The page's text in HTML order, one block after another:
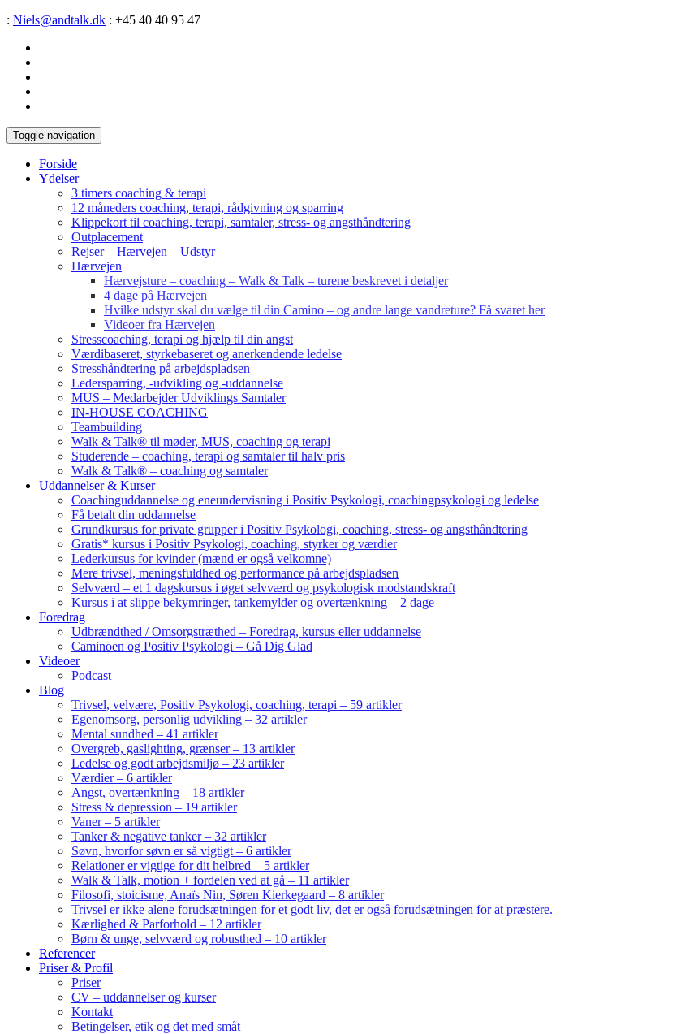
: Niels@andtalk.dk : +45 40 40 95 47
Toggle navigation
Forside
Ydelser
3 timers coaching & terapi
12 måneders coaching, terapi, rådgivning og sparring
Klippekort til coaching, terapi, samtaler, stress- og angsthåndtering
Outplacement
Rejser – Hærvejen – Udstyr
Hærvejen
Hærvejsture – coaching – Walk & Talk – turene beskrevet i detaljer
4 dage på Hærvejen
Hvilke udstyr skal du vælge til din Camino – og andre lange vandreture? Få svaret her
Videoer fra Hærvejen
Stresscoaching, terapi og hjælp til din angst
Værdibaseret, styrkebaseret og anerkendende ledelse
Stresshåndtering på arbejdspladsen
Ledersparring, -udvikling og -uddannelse
MUS – Medarbejder Udviklings Samtaler
IN-HOUSE COACHING
Teambuilding
Walk & Talk® til møder, MUS, coaching og terapi
Studerende – coaching, terapi og samtaler til halv pris
Walk & Talk® – coaching og samtaler
Uddannelser & Kurser
Coachinguddannelse og eneundervisning i Positiv Psykologi, coachingpsykologi og ledelse
Få betalt din uddannelse
Grundkursus for private grupper i Positiv Psykologi, coaching, stress- og angsthåndtering
Gratis* kursus i Positiv Psykologi, coaching, styrker og værdier
Lederkursus for kvinder (mænd er også velkomne)
Mere trivsel, meningsfuldhed og performance på arbejdspladsen
Selvværd – et 1 dagskursus i øget selvværd og psykologisk modstandskraft
Kursus i at slippe bekymringer, tankemylder og overtænkning – 2 dage
Foredrag
Udbrændthed / Omsorgstræthed – Foredrag, kursus eller uddannelse
Caminoen og Positiv Psykologi – Gå Dig Glad
Videoer
Podcast
Blog
Trivsel, velvære, Positiv Psykologi, coaching, terapi – 59 artikler
Egenomsorg, personlig udvikling – 32 artikler
Mental sundhed – 41 artikler
Overgreb, gaslighting, grænser – 13 artikler
Ledelse og godt arbejdsmiljø – 23 artikler
Værdier – 6 artikler
Angst, overtænkning – 18 artikler
Stress & depression – 19 artikler
Vaner – 5 artikler
Tanker & negative tanker – 32 artikler
Søvn, hvorfor søvn er så vigtigt – 6 artikler
Relationer er vigtige for dit helbred – 5 artikler
Walk & Talk, motion + fordelen ved at gå – 11 artikler
Filosofi, stoicisme, Anaïs Nin, Søren Kierkegaard – 8 artikler
Trivsel er ikke alene forudsætningen for et godt liv, det er også forudsætningen for at præstere.
Kærlighed & Parforhold – 12 artikler
Børn & unge, selvværd og robusthed – 10 artikler
Referencer
Priser & Profil
Priser
CV – uddannelser og kurser
Kontakt
Betingelser, etik og det med småt